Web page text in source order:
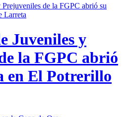
Juveniles y
la FGPC abrió
en El Potrerillo